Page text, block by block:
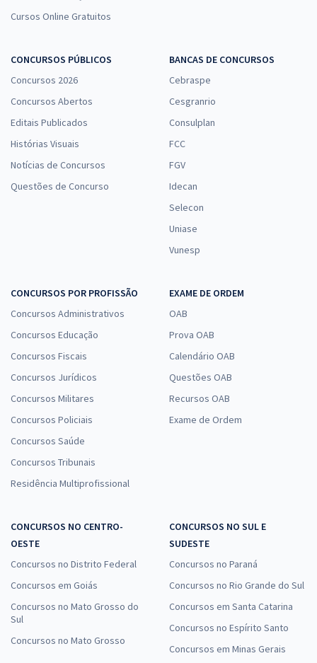
Cursos Online Gratuitos
CONCURSOS PÚBLICOS
Concursos 2026
Concursos Abertos
Editais Publicados
Histórias Visuais
Notícias de Concursos
Questões de Concurso
BANCAS DE CONCURSOS
Cebraspe
Cesgranrio
Consulplan
FCC
FGV
Idecan
Selecon
Uniase
Vunesp
CONCURSOS POR PROFISSÃO
Concursos Administrativos
Concursos Educação
Concursos Fiscais
Concursos Jurídicos
Concursos Militares
Concursos Policiais
Concursos Saúde
Concursos Tribunais
Residência Multiprofissional
EXAME DE ORDEM
OAB
Prova OAB
Calendário OAB
Questões OAB
Recursos OAB
Exame de Ordem
CONCURSOS NO CENTRO-
OESTE
Concursos no Distrito Federal
Concursos em Goiás
Concursos no Mato Grosso do
Sul
Concursos no Mato Grosso
CONCURSOS NO SUL E
SUDESTE
Concursos no Paraná
Concursos no Rio Grande do Sul
Concursos em Santa Catarina
Concursos no Espírito Santo
Concursos em Minas Gerais